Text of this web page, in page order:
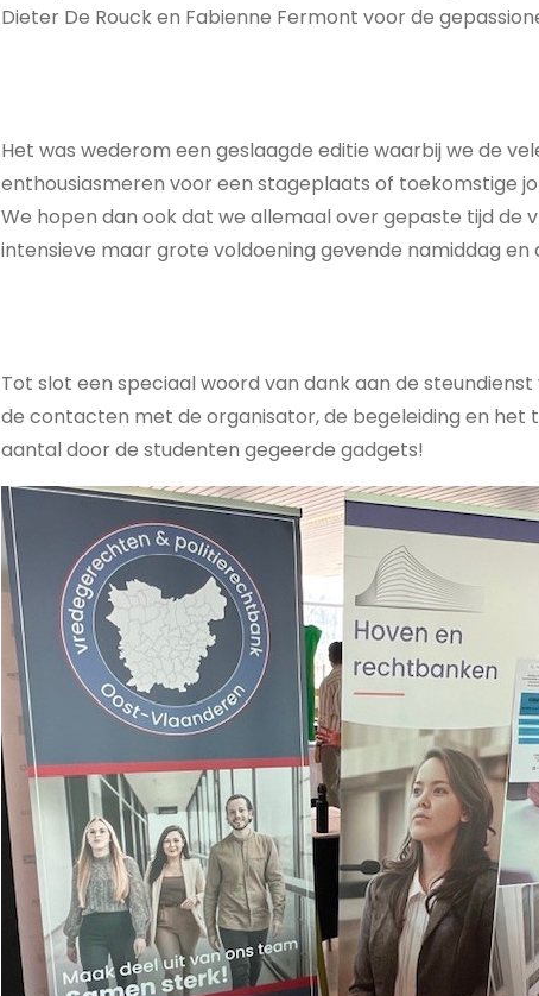
Dieter De Rouck en Fabienne Fermont voor de
Het was wederom een geslaagde editie waarbij we de
enthousiasmeren voor een stageplaats of toekomstige
We hopen dan ook dat we allemaal over gepaste tijd de
intensieve maar grote voldoening gevende namiddag en
Tot slot een speciaal woord van dank aan de
de contacten met de organisator, de begeleiding en het
aantal door de studenten gegeerde gadgets!